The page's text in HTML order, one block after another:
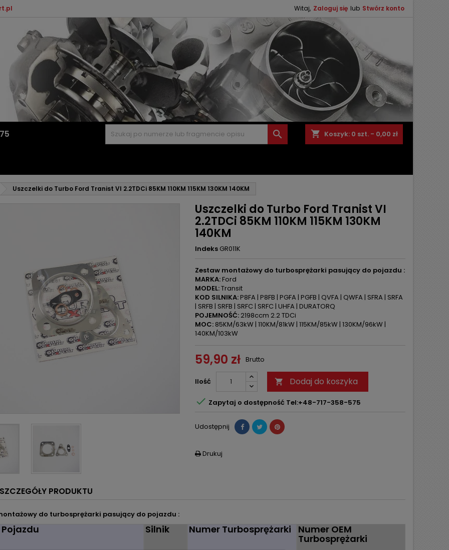
Witaj, Zaloguj się lub Stwórz konto
shopping_cart Koszyk: 0 szt. - 0,00 zł

Uszczelki do Turbo Ford Tranist VI 2.2TDCi 85KM 110KM 115KM 130KM 140KM
Uszczelki do Turbo Ford Tranist VI
2.2TDCi 85KM 110KM 115KM 130KM
140KM
Indeks GR011K
Zestaw montażowy do turbosprężarki pasujący do pojazdu :
MARKA:Ford
MODEL:Transit
KOD SILNIKA:P8FA | P8FB | PGFA | PGFB | QVFA | QWFA | SFRA | SRFA
| SRFB | SRFB | SRFC | SRFC | UHFA | DURATORQ
POJEMNOŚĆ: 2198ccm 2.2 TDCi
MOC: 85KM/63kW | 110KM/81kW | 115KM/85kW | 130KM/96kW |
140KM/103kW
59,90 zł Brutto
Ilość  Dodaj do koszyka
 Zapytaj o dostępność Tel:+48-717-358-575
Udostępnij
 Drukuj
SZCZEGÓŁY PRODUKTU
do turbosprężarki pasujący do pojazdu :
Silnik Numer Turbosprężarki Numer OEM
Turbosprężarki